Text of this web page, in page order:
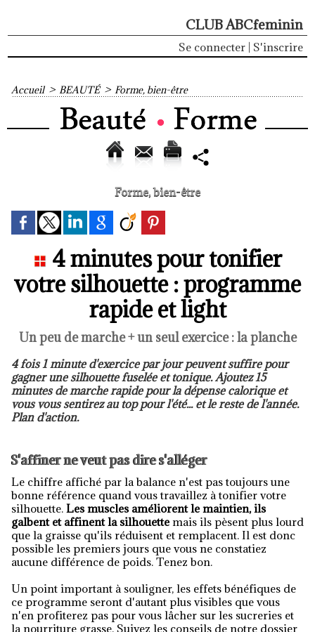
CLUB ABCfeminin
Se connecter S'inscrire
Accueil > BEAUTÉ > Forme, bien-être
Forme, bien-être
4 minutes pour tonifier
votre silhouette : programme
rapide et light
Un peu de marche + un seul exercice : la planche
4 fois 1 minute d'exercice par jour peuvent suffire pour
gagner une silhouette fuselée et tonique. Ajoutez 15
minutes de marche rapide pour la dépense calorique et
vous vous sentirez au top pour l'été... et le reste de l'année.
Plan d'action.
S'affiner ne veut pas dire s'alléger
Le chiffre affiché par la balance n'est pas toujours une
bonne référence quand vous travaillez à tonifier votre
silhouette. Les muscles améliorent le maintien, ils
galbent et affinent la silhouette mais ils pèsent plus lourd
que la graisse qu'ils réduisent et remplacent. Il est donc
possible les premiers jours que vous ne constatiez
aucune différence de poids. Tenez bon.
Un point important à souligner, les effets bénéfiques de
ce programme seront d'autant plus visibles que vous
n'en profiterez pas pour vous lâcher sur les sucreries et
la nourriture grasse. Suivez les conseils de notre dossier